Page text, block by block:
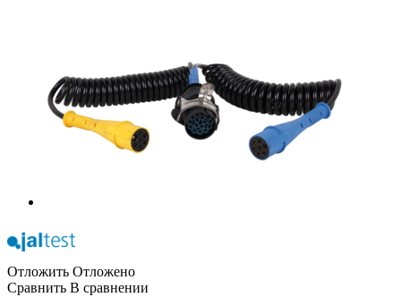
Отложить Отложено
Сравнить В сравнении